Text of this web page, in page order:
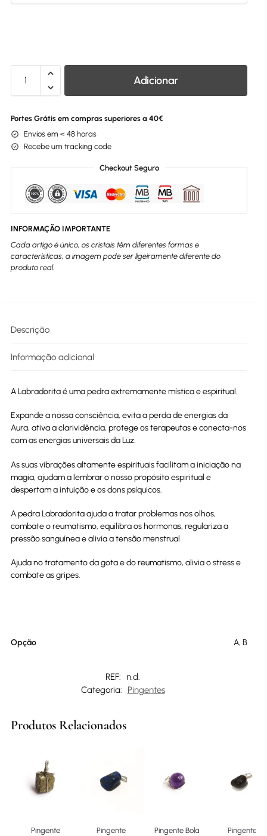
Adicionar
Portes Grátis em compras superiores a 40€
Envios em < 48 horas
Recebe um tracking code
Checkout Seguro
INFORMAÇÃO IMPORTANTE
Cada artigo é único, os cristais têm diferentes formas e
características, a imagem pode ser ligeiramente diferente do
produto real.
Descrição
Informação adicional
A Labradorita é uma pedra extremamente mística e espiritual.
Expande a nossa consciência, evita a perda de energias da
Aura, ativa a clarividência, protege os terapeutas e conecta-nos
com as energias universais da Luz.
As suas vibrações altamente espirituais facilitam a iniciação na
magia, ajudam a lembrar o nosso propósito espiritual e
despertam a intuição e os dons psíquicos.
A pedra Labradorita ajuda a tratar problemas nos olhos,
combate o reumatismo, equilibra os hormonas, regulariza a
pressão sanguínea e alivia a tensão menstrual
Ajuda no tratamento da gota e do reumatismo, alivia o stress e
combate as gripes.
Opção A, B
REF:
n.d.
Categoria:
Pingentes
Produtos Relacionados
Pingente
Pingente
Pingente Bola
Pingente